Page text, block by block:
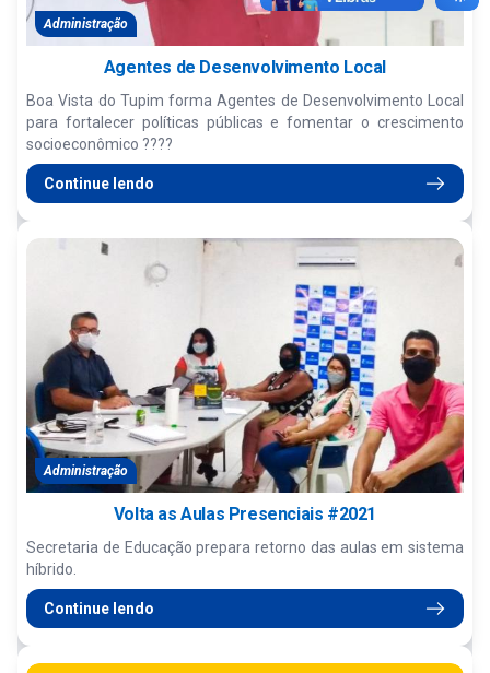
Administração
Agentes de Desenvolvimento Local
Boa Vista do Tupim forma Agentes de Desenvolvimento Local
para fortalecer políticas públicas e fomentar o crescimento
socioeconômico ????
Continue lendo
Administração
Volta as Aulas Presenciais #2021
Secretaria de Educação prepara retorno das aulas em sistema
híbrido.
Continue lendo